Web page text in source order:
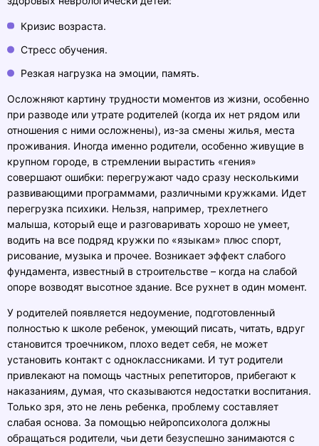
Кризис возраста.
Стресс обучения.
Резкая нагрузка на эмоции, память.
Осложняют картину трудности моментов из жизни, особенно
при разводе или утрате родителей (когда их нет рядом или
отношения с ними осложнены), из-за смены жилья, места
проживания. Иногда именно родители, особенно живущие в
крупном городе, в стремлении вырастить «гения»
совершают ошибки: перегружают чадо сразу несколькими
развивающими программами, различными кружками. Идет
перегрузка психики. Нельзя, например, трехлетнего
малыша, который еще и разговаривать хорошо не умеет,
водить на все подряд кружки по «языкам» плюс спорт,
рисование, музыка и прочее. Возникает эффект слабого
фундамента, известный в строительстве – когда на слабой
опоре возводят высотное здание. Все рухнет в один момент.
У родителей появляется недоумение, подготовленный
полностью к школе ребенок, умеющий писать, читать, вдруг
становится троечником, плохо ведет себя, не может
установить контакт с одноклассниками. И тут родители
привлекают на помощь частных репетиторов, прибегают к
наказаниям, думая, что сказываются недостатки воспитания.
Только зря, это не лень ребенка, проблему составляет
слабая основа. За помощью нейропсихолога должны
обращаться родители, чьи дети безуспешно занимаются с